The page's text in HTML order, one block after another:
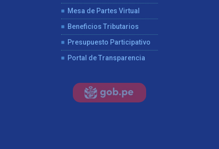
Mesa de Partes Virtual
Beneficios Tributarios
Presupuesto Participativo
Portal de Transparencia